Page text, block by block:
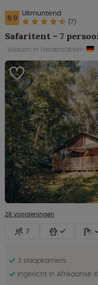
8.9 Uitmuntend
(7)
Safaritent - 7
Wilsum in Nedersaksen
28 voorzieningen
7
3 slaapkamers
Ingericht in Afrikaanse